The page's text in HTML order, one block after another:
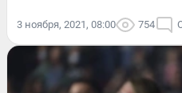
3 ноября, 2021, 08:00 754